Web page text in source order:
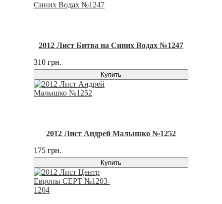
2012 Лист Битва на Синих Водах №1247
310 грн.
Купить
2012 Лист Андрей Малышко №1252
175 грн.
Купить